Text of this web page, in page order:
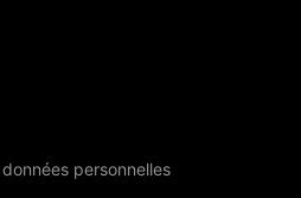
personnelles